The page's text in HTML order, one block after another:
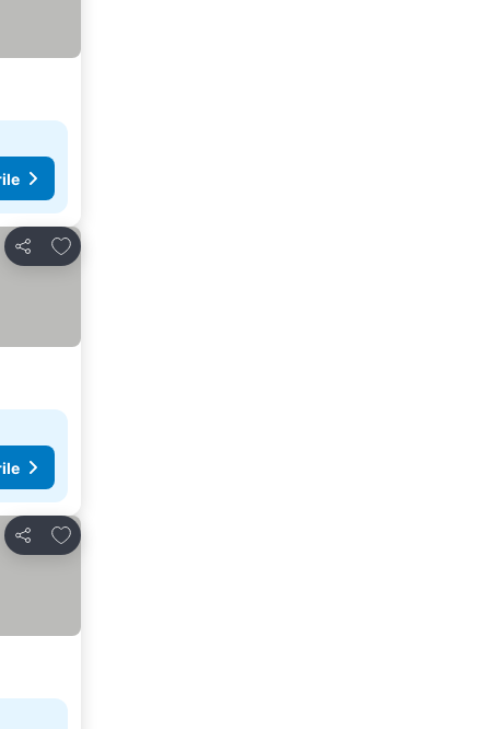
Distribuiți
Adăugaţi la favorite
Distribuiți
Adăugaţi la favorite